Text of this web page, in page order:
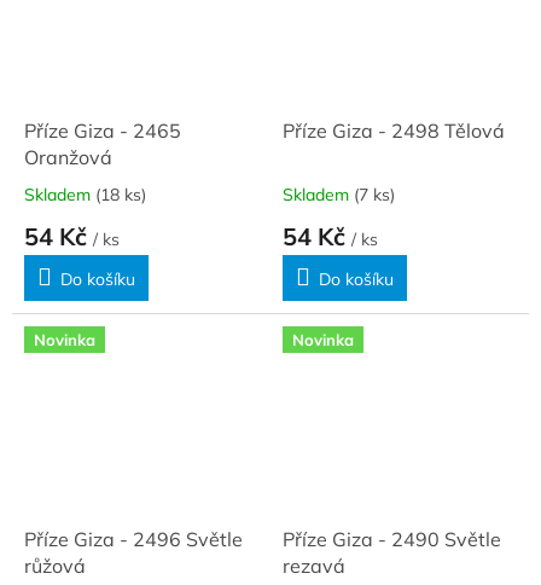
Příze Giza - 2465
Oranžová
Skladem (18 ks)
54 Kč / ks
Do košíku
Příze Giza - 2498 Tělová
Skladem (7 ks)
54 Kč / ks
Do košíku
Novinka
Příze Giza - 2496 Světle
růžová
Novinka
Příze Giza - 2490 Světle
rezavá